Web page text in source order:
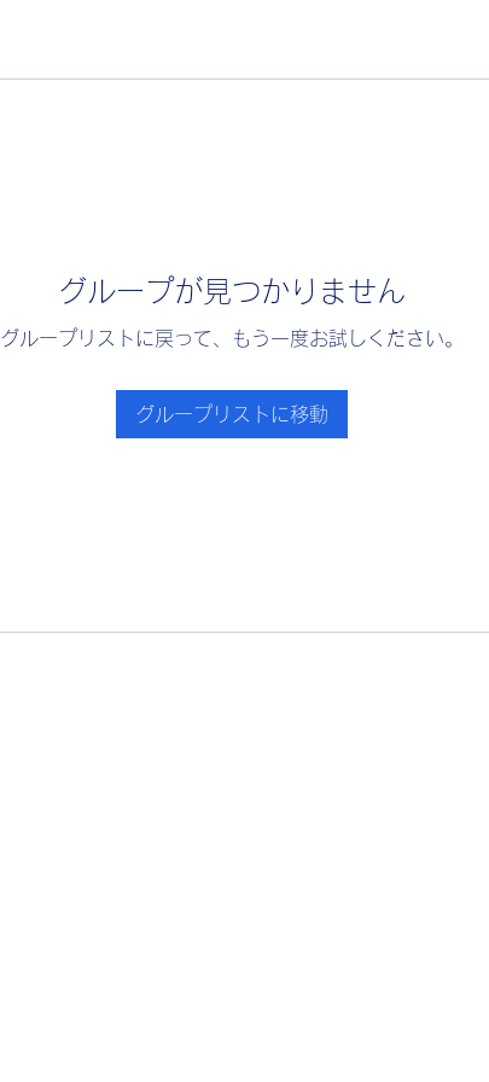
グループが見つかりません
グループリストに戻って、もう一度お試しください。
グループリストに移動